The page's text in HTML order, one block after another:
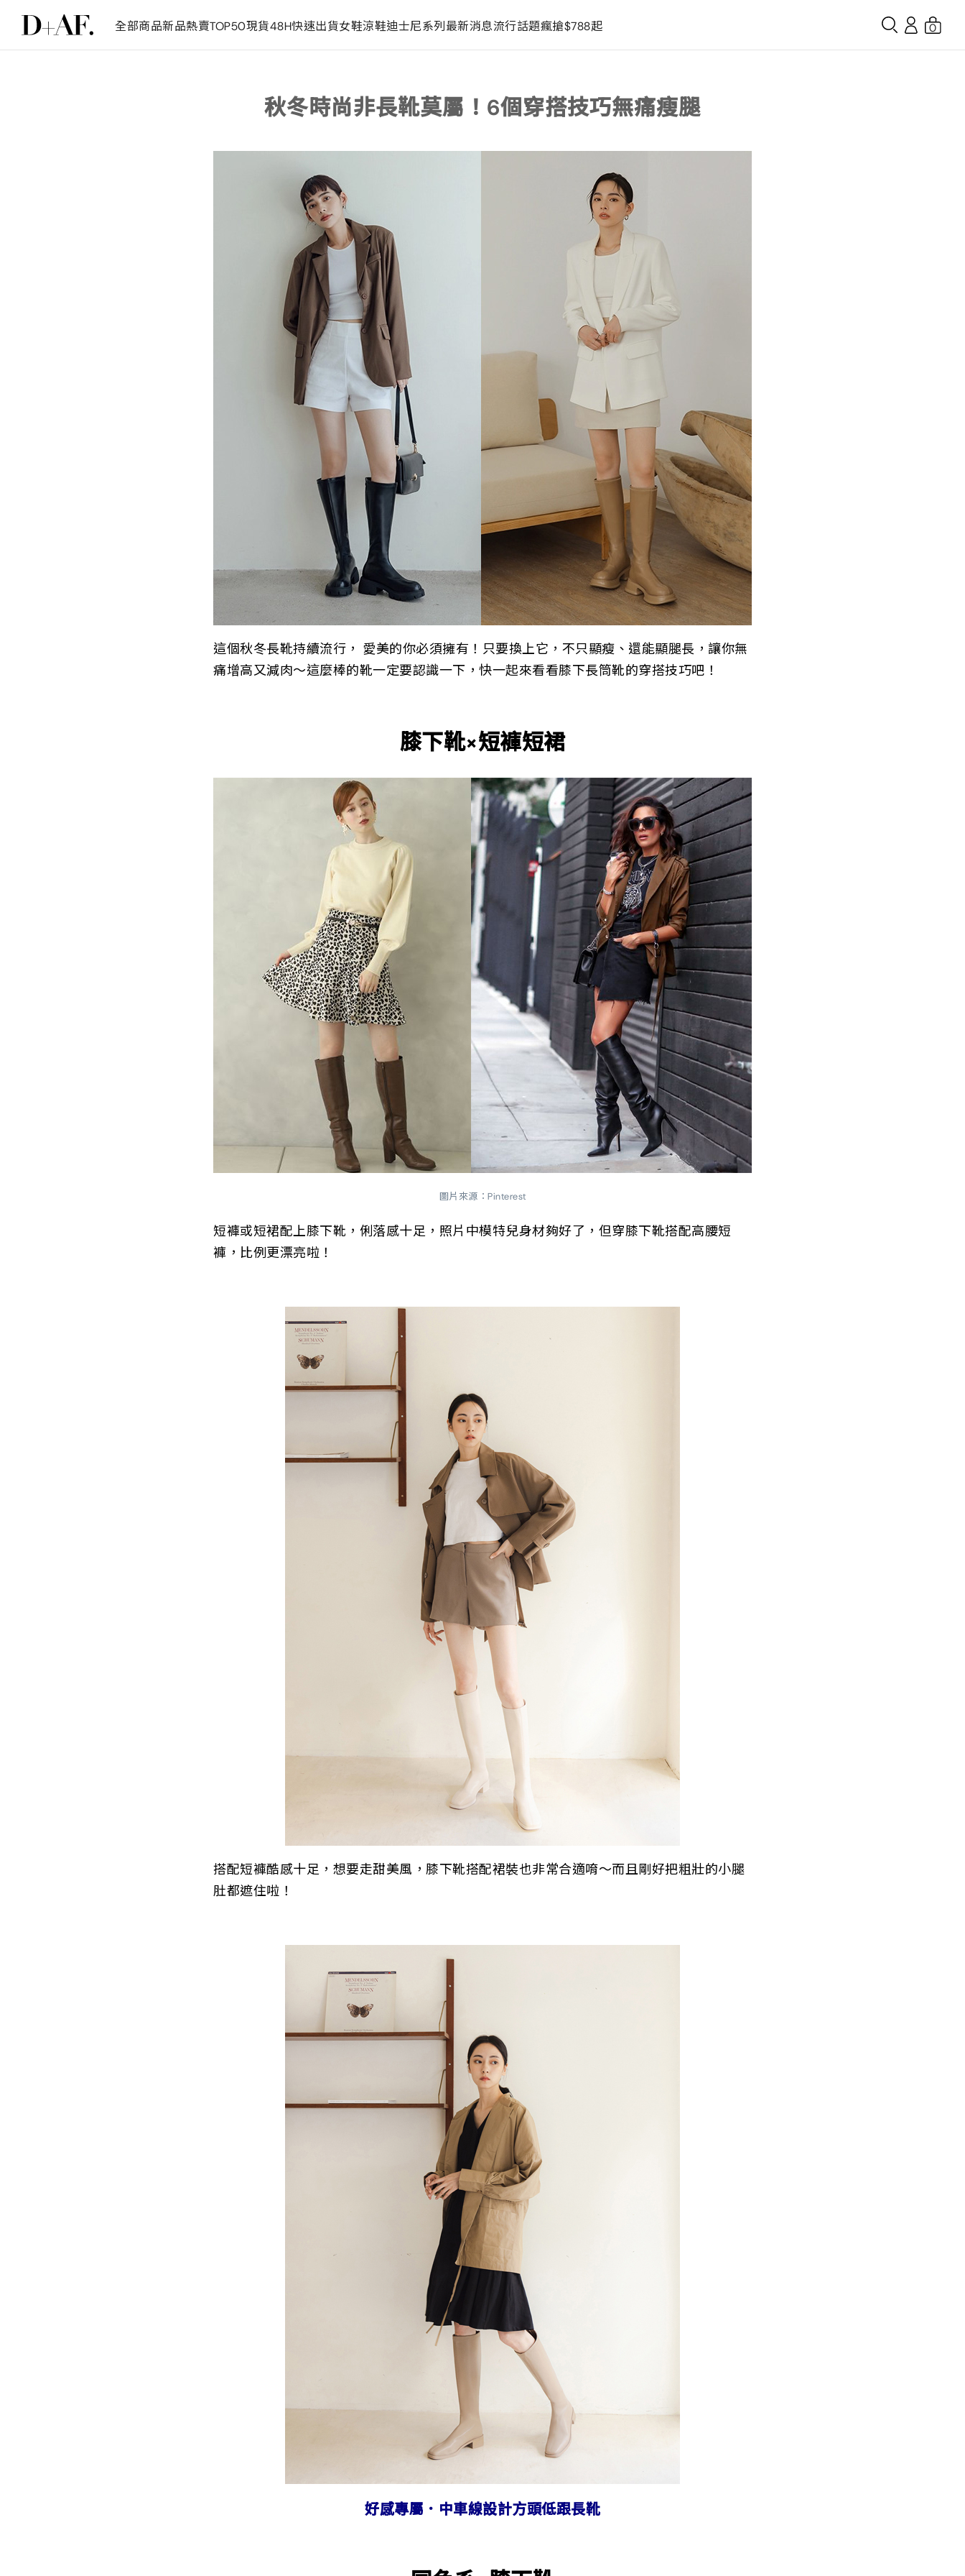
全部商品新品熱賣TOP50現貨48H快速出貨女鞋涼鞋迪士尼系列最新消息流行話題瘋搶$788起 0
秋冬時尚非長靴莫屬！6個穿搭技巧無痛瘦腿
這個秋冬長靴持續流行， 愛美的你必須擁有！只要換上它，不只顯瘦、還能顯腿長，讓你無
痛增高又減肉～這麼棒的靴一定要認識一下，快一起來看看膝下長筒靴的穿搭技巧吧！
膝下靴×短褲短裙
圖片來源：Pinterest
短褲或短裙配上膝下靴，俐落感十足，照片中模特兒身材夠好了，但穿膝下靴搭配高腰短
褲，比例更漂亮啦！
搭配短褲酷感十足，想要走甜美風，膝下靴搭配裙裝也非常合適唷～而且剛好把粗壯的小腿
肚都遮住啦！
好感專屬．中車線設計方頭低跟長靴